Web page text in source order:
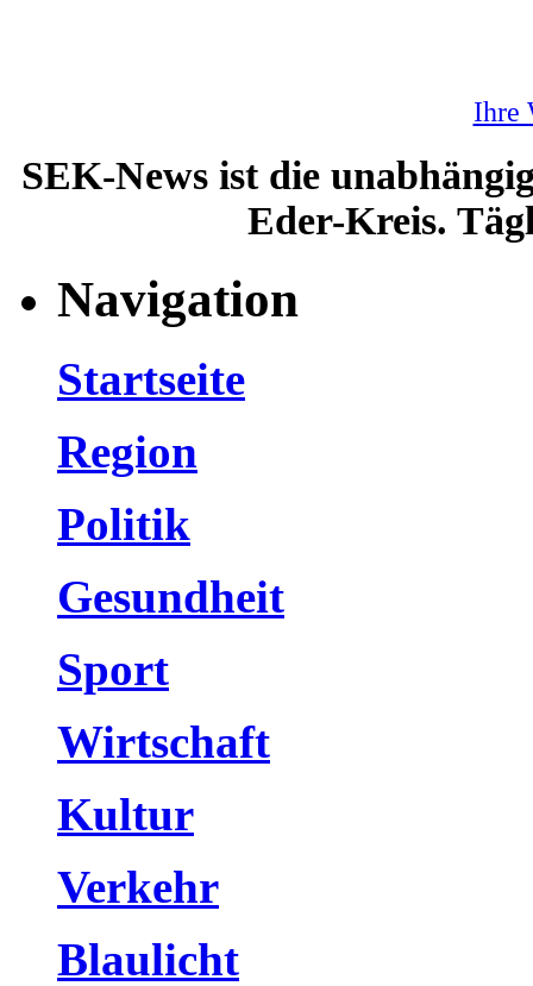
Ihre
SEK-News ist die
Eder-Kreis.
Navigation
Startseite
Region
Politik
Gesundheit
Sport
Wirtschaft
Kultur
Verkehr
Blaulicht